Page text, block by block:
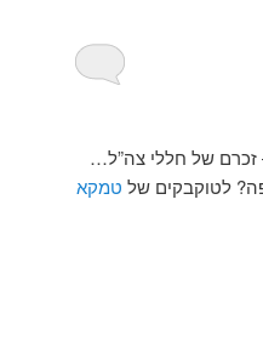
זכרם של חללי צה”ל…
לטוקבקים של טמקא